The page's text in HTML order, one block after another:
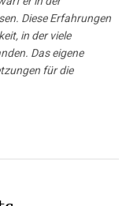
Diese Erfahrungen
in der viele
Das eigene
für die